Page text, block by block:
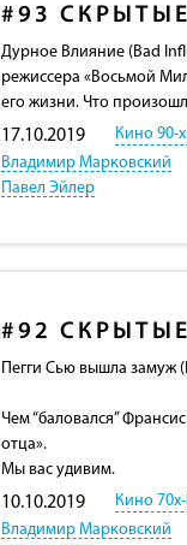
#93
Дурное Влияние (Bad
режиссера «Восьмой
его жизни. Что
17.10.2019 Кино 90-
Владимир Марковский
Павел Эйлер
#92
Пегги Сью вышла замуж
Чем “баловался”
отца».
Мы вас удивим.
10.10.2019 Кино
Владимир Марковский